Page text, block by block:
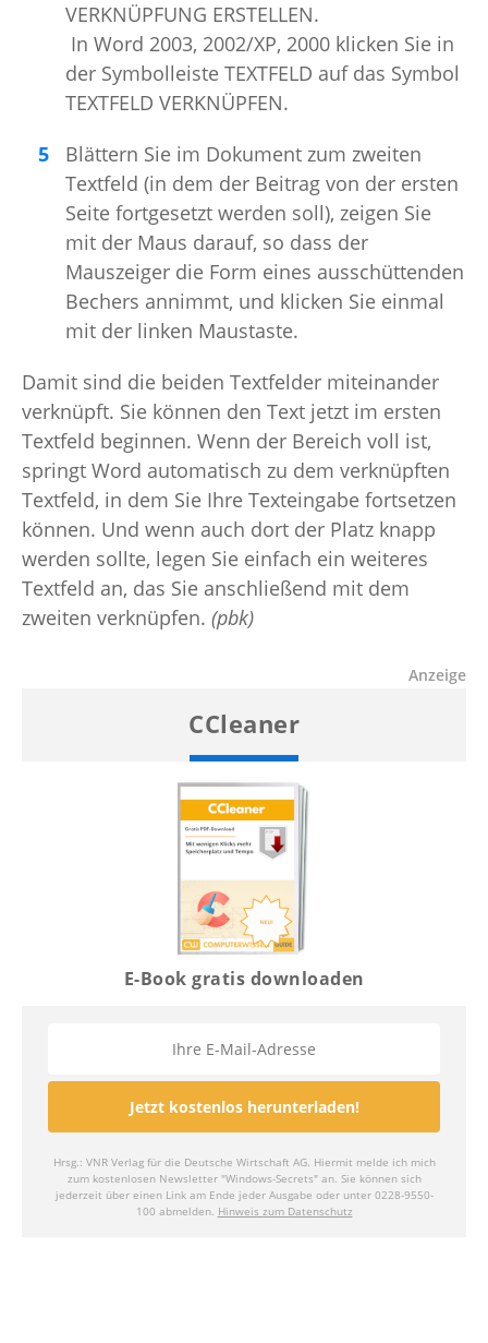
VERKNÜPFUNG ERSTELLEN.
In Word 2003, 2002/XP, 2000 klicken Sie in
der Symbolleiste TEXTFELD auf das Symbol
TEXTFELD VERKNÜPFEN.
Blättern Sie im Dokument zum zweiten
Textfeld (in dem der Beitrag von der ersten
Seite fortgesetzt werden soll), zeigen Sie
mit der Maus darauf, so dass der
Mauszeiger die Form eines ausschüttenden
Bechers annimmt, und klicken Sie einmal
mit der linken Maustaste.
Damit sind die beiden Textfelder miteinander
verknüpft. Sie können den Text jetzt im ersten
Textfeld beginnen. Wenn der Bereich voll ist,
springt Word automatisch zu dem verknüpften
Textfeld, in dem Sie Ihre Texteingabe fortsetzen
können. Und wenn auch dort der Platz knapp
werden sollte, legen Sie einfach ein weiteres
Textfeld an, das Sie anschließend mit dem
zweiten verknüpfen. (pbk)